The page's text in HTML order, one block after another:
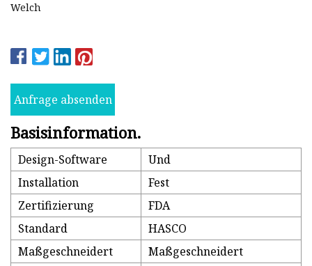
Welch
Anfrage absenden
Basisinformation.
Design-Software
Und
Installation
Fest
Zertifizierung
FDA
Standard
HASCO
Maßgeschneidert
Maßgeschneidert